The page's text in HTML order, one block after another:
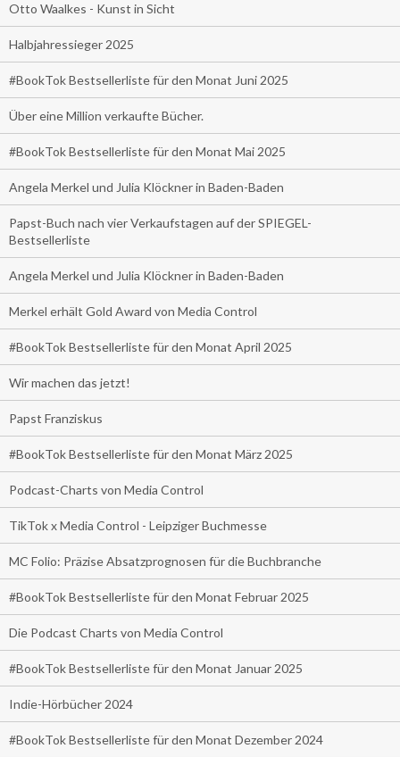
Otto Waalkes - Kunst in Sicht
Halbjahressieger 2025
#BookTok Bestsellerliste für den Monat Juni 2025
Über eine Million verkaufte Bücher.
#BookTok Bestsellerliste für den Monat Mai 2025
Angela Merkel und Julia Klöckner in Baden-Baden
Papst-Buch nach vier Verkaufstagen auf der SPIEGEL-
Bestsellerliste
Angela Merkel und Julia Klöckner in Baden-Baden
Merkel erhält Gold Award von Media Control
#BookTok Bestsellerliste für den Monat April 2025
Wir machen das jetzt!
Papst Franziskus
#BookTok Bestsellerliste für den Monat März 2025
Podcast-Charts von Media Control
TikTok x Media Control - Leipziger Buchmesse
MC Folio: Präzise Absatzprognosen für die Buchbranche
#BookTok Bestsellerliste für den Monat Februar 2025
Die Podcast Charts von Media Control
#BookTok Bestsellerliste für den Monat Januar 2025
Indie-Hörbücher 2024
#BookTok Bestsellerliste für den Monat Dezember 2024